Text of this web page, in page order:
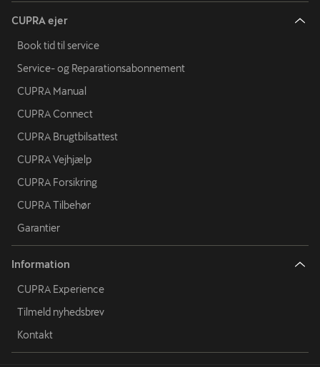
CUPRA ejer
Book tid til service
Service- og Reparationsabonnement
CUPRA Manual
CUPRA Connect
CUPRA Brugtbilsattest
CUPRA Vejhjælp
CUPRA Forsikring
CUPRA Tilbehør
Garantier
Information
CUPRA Experience
Tilmeld nyhedsbrev
Kontakt